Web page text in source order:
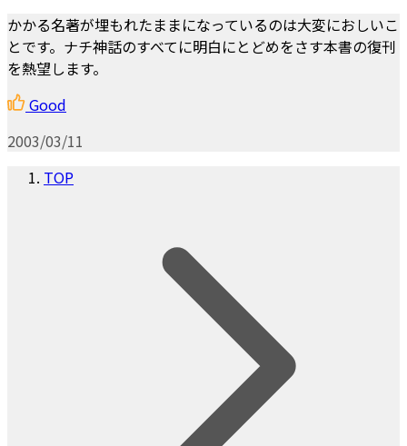
かかる名著が埋もれたままになっているのは大変におしいこ
とです。ナチ神話のすべてに明白にとどめをさす本書の復刊
を熱望します。
Good
2003/03/11
TOP